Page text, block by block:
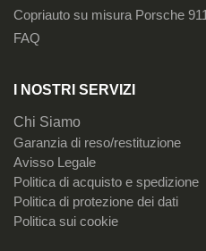
Copriauto su misura Porsche 911
FAQ
I NOSTRI SERVIZI
Chi Siamo
Garanzia di reso/restituzione
Avisso Legale
Politica di acquisto e spedizione
Politica di protezione dei dati
Politica sui cookie